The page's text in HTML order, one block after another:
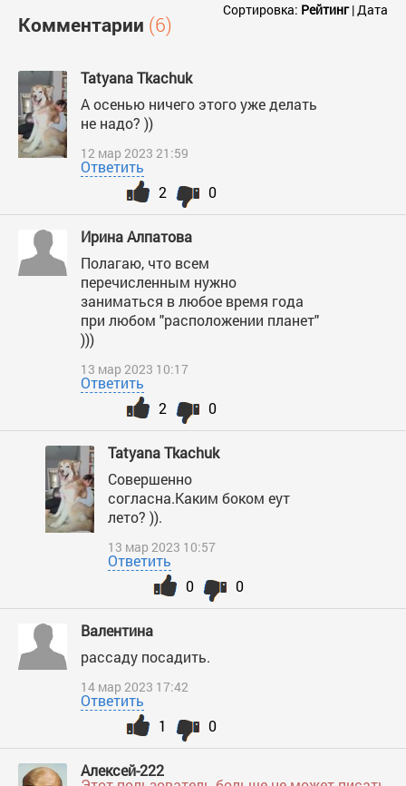
Комментарии (6)
Сортировка: Рейтинг|Дата
Tatyana Tkachuk
А осенью ничего этого уже делать
не надо? ))
12 мар 2023 21:59
Ответить
0
2
Ирина Алпатова
Полагаю, что всем
перечисленным нужно
заниматься в любое время года
при любом "расположении планет"
)))
13 мар 2023 10:17
Ответить
0
2
Tatyana Tkachuk
Совершенно
согласна.Каким боком еут
лето? )).
13 мар 2023 10:57
Ответить
0
0
Валентина
рассаду посадить.
14 мар 2023 17:42
Ответить
0
1
Алексей-222